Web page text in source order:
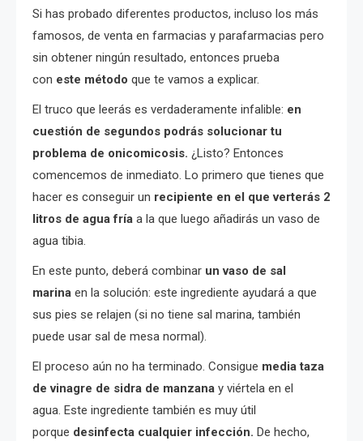
Si has probado diferentes productos, incluso los más
famosos, de venta en farmacias y parafarmacias pero
sin obtener ningún resultado, entonces prueba
con este método que te vamos a explicar.
El truco que leerás es verdaderamente infalible: en
cuestión de segundos podrás solucionar tu
problema de onicomicosis. ¿Listo? Entonces
comencemos de inmediato. Lo primero que tienes que
hacer es conseguir un recipiente en el que verterás 2
litros de agua fría a la que luego añadirás un vaso de
agua tibia.
En este punto, deberá combinar un vaso de sal
marina en la solución: este ingrediente ayudará a que
sus pies se relajen (si no tiene sal marina, también
puede usar sal de mesa normal).
El proceso aún no ha terminado. Consigue media taza
de vinagre de sidra de manzana y viértela en el
agua. Este ingrediente también es muy útil
porque desinfecta cualquier infección. De hecho,